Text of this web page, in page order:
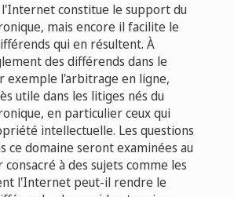
l'Internet constitue le support du
mais encore il facilite le
qui en résultent. À
des différends dans le
exemple l'arbitrage en ligne,
utile dans les litiges nés du
en particulier ceux qui
intellectuelle. Les questions
ce domaine seront examinées au
à des sujets comme les
l'Internet peut-il rendre le